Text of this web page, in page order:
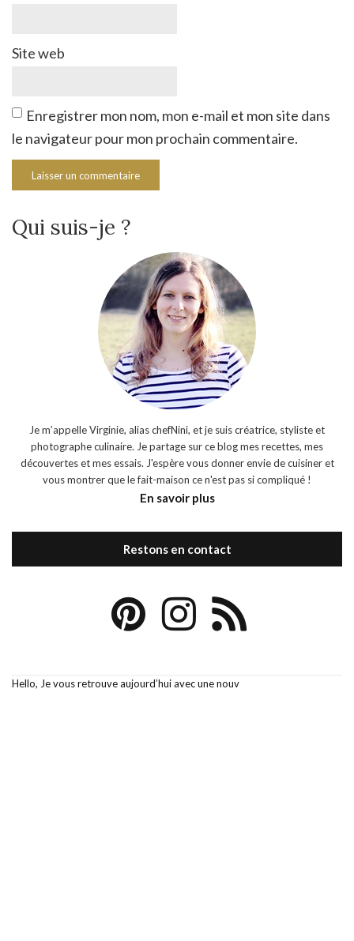
Site web
Enregistrer mon nom, mon e-mail et mon site dans
le navigateur pour mon prochain commentaire.
Qui suis-je ?
Je m’appelle Virginie, alias chefNini, et je suis créatrice, styliste et
photographe culinaire. Je partage sur ce blog mes recettes, mes
découvertes et mes essais. J'espère vous donner envie de cuisiner et
vous montrer que le fait-maison ce n'est pas si compliqué !
En savoir plus
Restons en contact
Hello, Je vous retrouve aujourd’hui avec une nouv